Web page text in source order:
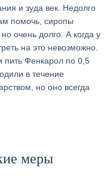
и зуда век. Недолго
помочь, сиропы
очень долго. А когда у
на это невозможно.
пить Фенкарол по 0,5
в течение
но оно всегда
меры